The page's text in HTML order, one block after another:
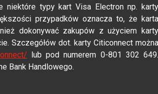
niektóre typy kart Visa Electron np. karty
przypadków oznacza to, że karta
dokonywać zakupów z użyciem karty
Szczegółów dot. karty Citiconnect można
lub pod numerem 0-801 302
Bank Handlowego.